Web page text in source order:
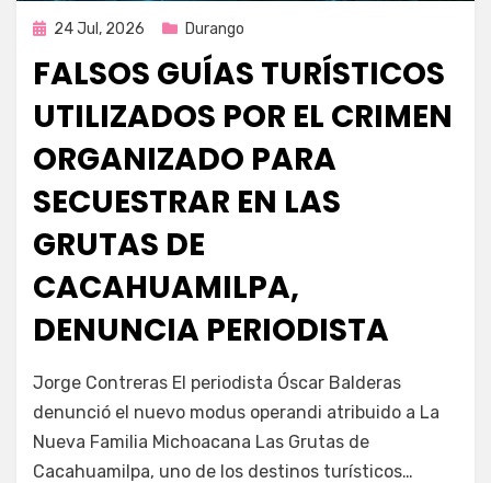
Publicada
24 Jul, 2026 Durango
FALSOS GUÍAS TURÍSTICOS
UTILIZADOS POR EL CRIMEN
ORGANIZADO PARA
SECUESTRAR EN LAS
GRUTAS DE
CACAHUAMILPA,
DENUNCIA PERIODISTA
Fernando Miranda Servín
Jorge Contreras El periodista Óscar Balderas
denunció el nuevo modus operandi atribuido a La
Nueva Familia Michoacana Las Grutas de
Cacahuamilpa, uno de los destinos turísticos…